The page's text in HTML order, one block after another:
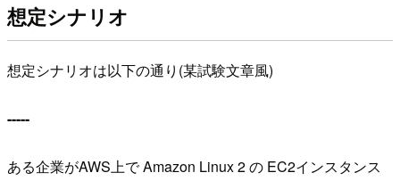
想定シナリオ
想定シナリオは以下の通り(某試験文章風)
-----
ある企業がAWS上で Amazon Linux 2 の EC2インスタンス